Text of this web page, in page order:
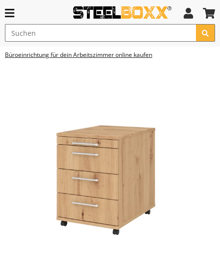
Büroeinrichtung für dein Arbeitszimmer online kaufen